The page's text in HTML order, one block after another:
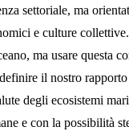
settoriale, ma
e culture
ma usare questa
il nostro
degli ecosistemi
e con la possibilità